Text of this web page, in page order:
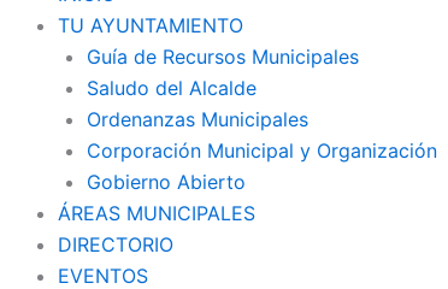
TU AYUNTAMIENTO
Guía de Recursos Municipales
Saludo del Alcalde
Ordenanzas Municipales
Corporación Municipal y Organización
Gobierno Abierto
ÁREAS MUNICIPALES
DIRECTORIO
EVENTOS